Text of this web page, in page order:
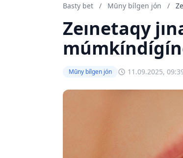
Basty bet / Mūny bílgen jón /
Zeınetaqy
Mūny bílgen jón 11.09.2025,